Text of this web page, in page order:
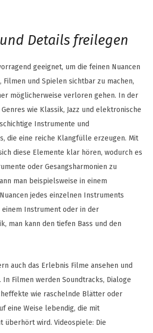
Details freilegen
geeignet, um die feinen Nuancen
Filmen und Spielen sichtbar zu machen,
möglicherweise verloren gehen. In der
wie Klassik, Jazz und elektronische
Instrumente und
die eine reiche Klangfülle erzeugen. Mit
diese Elemente klar hören, wodurch es
oder Gesangsharmonien zu
man beispielsweise in einem
jedes einzelnen Instruments
einem Instrument oder in der
man kann den tiefen Bass und den
auch das Erlebnis Filme ansehen und
Filmen werden Soundtracks, Dialoge
wie raschelnde Blätter oder
eine Weise lebendig, die mit
überhört wird. Videospiele: Die